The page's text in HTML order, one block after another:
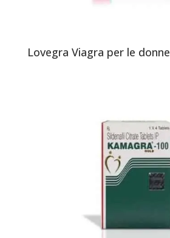
Lovegra Viagra per le donne